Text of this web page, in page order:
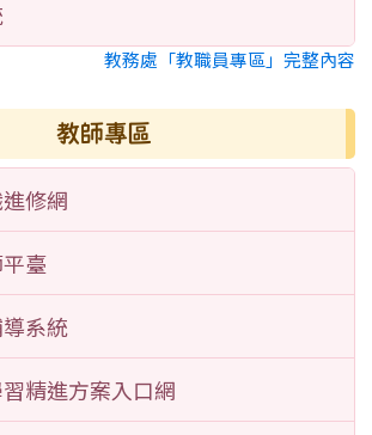
教務處「教職員專區」完整內容
教師專區
修網
臺
系統
精進方案入口網